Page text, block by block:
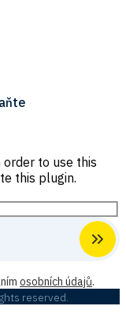
order to use this
this plugin.
osobních údajů.
reserved.